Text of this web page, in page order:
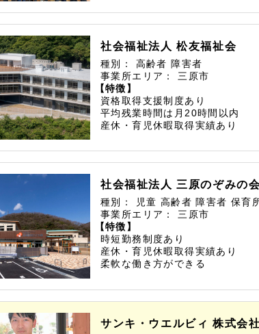
社会福祉法人 松友福祉会
種別： 高齢者 障害者
事業所エリア：
三原市
【特徴】
資格取得支援制度あり
平均残業時間は月20時間以内
産休・育児休暇取得実績あり
社会福祉法人 三原のぞみの
種別： 児童 高齢者 障害者保育
事業所エリア：
三原市
【特徴】
時短勤務制度あり
産休・育児休暇取得実績あり
柔軟な働き方ができる
サンキ・ウエルビィ 株式会